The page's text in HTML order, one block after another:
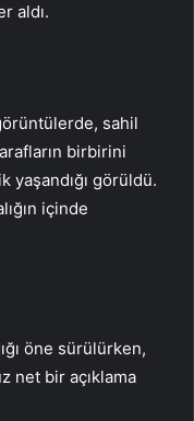
aldı.
sahil
birbirini
yaşandığı görüldü.
içinde
öne sürülürken,
net bir açıklama